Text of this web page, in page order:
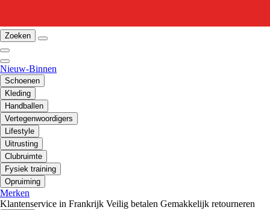
Zoeken
Nieuw-Binnen
Schoenen
Kleding
Handballen
Vertegenwoordigers
Lifestyle
Uitrusting
Clubruimte
Fysiek training
Opruiming
Merken
Klantenservice in Frankrijk Veilig betalen Gemakkelijk retourneren